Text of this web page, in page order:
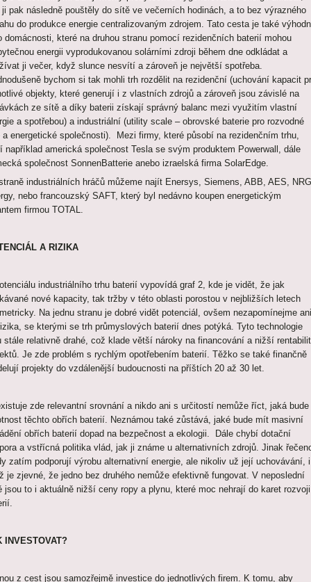
ji pak následně pouštěly do sítě ve večerních hodinách, a to bez výrazného
do produkce energie centralizovaným zdrojem. Tato cesta je také
domácnosti, které na druhou stranu pomocí rezidenčních baterií mohou
energii vyprodukovanou solárními zdroji během dne odkládat a
ji večer, když slunce nesvítí a zároveň je největší spotřeba.
bychom si tak mohli trh rozdělit na rezidenční (uchování kapacit
objekty, které generují i z vlastních zdrojů a zároveň jsou závislé na
ze sítě a díky baterii získají správný balanc mezi využitím vlastní
a spotřebou) a industriální (utility scale – obrovské baterie pro rozvodné
energetické společnosti). Mezi firmy, které působí na rezidenčním trhu,
například americká společnost Tesla se svým produktem Powerwall, dále
společnost SonnenBatterie anebo izraelská firma SolarEdge.
industriálních hráčů můžeme najít Enersys, Siemens, ABB, AES, NRG
nebo francouzský SAFT, který byl nedávno koupen energetickým
firmou TOTAL.
A RIZIKA
industriálního trhu baterií vypovídá graf 2, kde je vidět, že jak
nové kapacity, tak tržby v této oblasti porostou v nejbližších letech
Na jednu stranu je dobré vidět potenciál, ovšem nezapomínejme ani
se kterými se trh průmyslových baterií dnes potýká. Tyto technologie
stále relativně drahé, což klade větší nároky na financování a nižší
Je zde problém s rychlým opotřebením baterií. Těžko se také finančně
projekty do vzdálenější budoucnosti na příštích 20 až 30 let.
zde relevantní srovnání a nikdo ani s určitostí nemůže říct, jaká bude
těchto obřích baterií. Neznámou také zůstává, jaké bude mít masivní
obřích baterií dopad na bezpečnost a ekologii. Dále chybí dotační
a vstřícná politika vlád, jak ji známe u alternativních zdrojů. Jinak
zatím podporují výrobu alternativní energie, ale nikoliv už její uchovávání, i
je zjevné, že jedno bez druhého nemůže efektivně fungovat. V neposlední
jsou to i aktuálně nižší ceny ropy a plynu, které moc nehrají do karet rozvoji
INVESTOVAT?
z cest jsou samozřejmě investice do jednotlivých firem. K tomu, aby